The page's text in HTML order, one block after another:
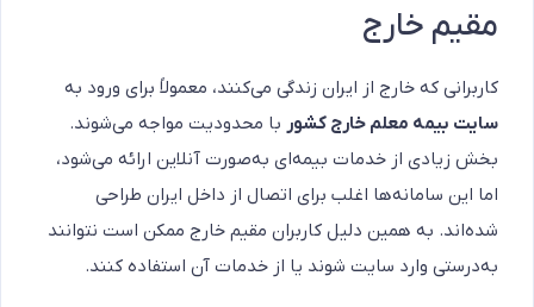
مقیم خارج
کاربرانی که خارج از ایران زندگی می‌کنند، معمولاً برای ورود به
سایت بیمه معلم خارج کشور با محدودیت مواجه می‌شوند.
بخش زیادی از خدمات بیمه‌ای به‌صورت آنلاین ارائه می‌شود،
اما این سامانه‌ها اغلب برای اتصال از داخل ایران طراحی
شده‌اند. به همین دلیل کاربران مقیم خارج ممکن است نتوانند
به‌درستی وارد سایت شوند یا از خدمات آن استفاده کنند.